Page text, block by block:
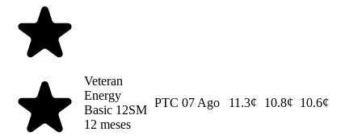
Veteran
Energy
Basic 12SM
12 meses
PTC 07 Ago 11.3¢ 10.8¢ 10.6¢